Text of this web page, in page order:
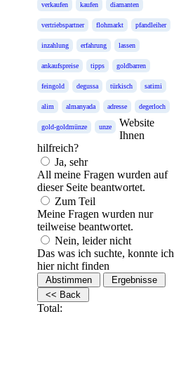
verkaufen kaufen diamanten
vertriebspartner flohmarkt pfandleiher
inzahlung erfahrung lassen
ankaufspreise tipps goldbarren
feingold degussa türkisch satimi
alim almanyada adresse degerloch
gold-goldmünze unze
Website
Ihnen
hilfreich?
Ja, sehr
All meine Fragen wurden auf
dieser Seite beantwortet.
Zum Teil
Meine Fragen wurden nur
teilweise beantwortet.
Nein, leider nicht
Das was ich suchte, konnte ich
hier nicht finden
Total: